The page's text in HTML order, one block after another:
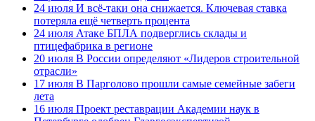
24 июля И всё-таки она снижается. Ключевая ставка
потеряла ещё четверть процента
24 июля Атаке БПЛА подверглись склады и
птицефабрика в регионе
20 июля В России определяют «Лидеров строительной
отрасли»
17 июля В Парголово прошли самые семейные забеги
лета
16 июля Проект реставрации Академии наук в